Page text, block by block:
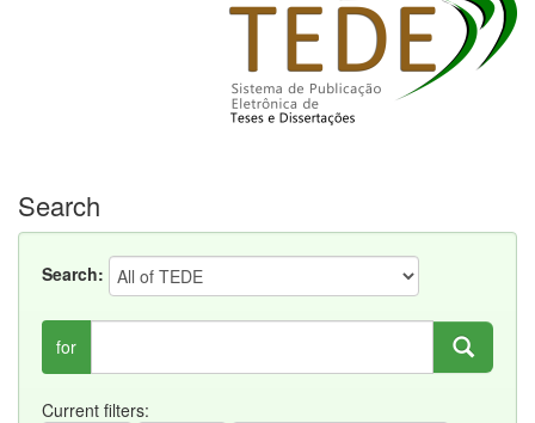
Search
Search:
for
Current filters: